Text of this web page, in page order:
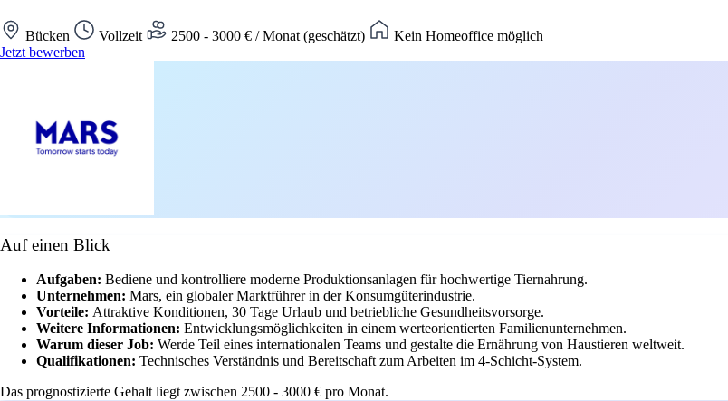
Bücken Vollzeit 2500 - 3000 € / Monat (geschätzt)
Kein Homeoffice möglich
Jetzt bewerben
Auf einen Blick
Aufgaben: Bediene und kontrolliere moderne Produktionsanlagen für hochwertige Tiernahrung.
Unternehmen: Mars, ein globaler Marktführer in der Konsumgüterindustrie.
Vorteile: Attraktive Konditionen, 30 Tage Urlaub und betriebliche Gesundheitsvorsorge.
Weitere Informationen: Entwicklungsmöglichkeiten in einem werteorientierten Familienunternehmen.
Warum dieser Job: Werde Teil eines internationalen Teams und gestalte die Ernährung von Haustieren weltweit.
Qualifikationen: Technisches Verständnis und Bereitschaft zum Arbeiten im 4-Schicht-System.
Das prognostizierte Gehalt liegt zwischen 2500 - 3000 € pro Monat.